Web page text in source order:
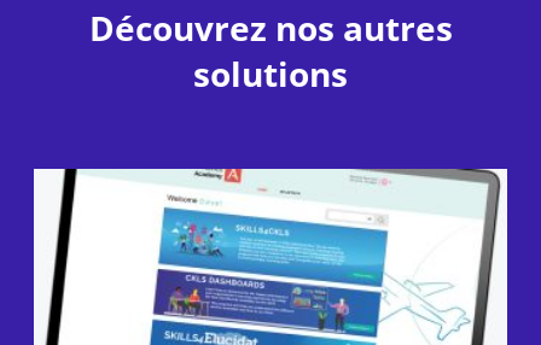
Découvrez nos autres
solutions